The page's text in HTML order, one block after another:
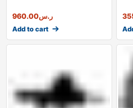
ر.س960.00
Add to cart